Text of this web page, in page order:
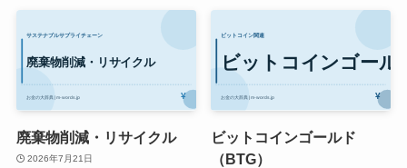
廃棄物削減・リサイクル
2026年7月21日
ビットコインゴールド
（BTG）